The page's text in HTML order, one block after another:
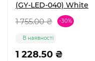
(GY-LED-040) White
1 755.00 ₴ -30%
1 228.50 ₴
В наявності